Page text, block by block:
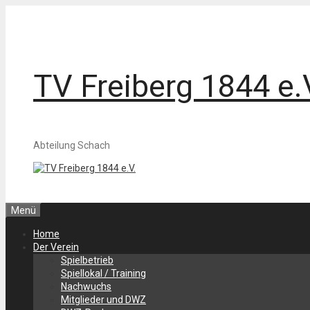
TV Freiberg 1844
Abteilung Schach
Menü
Home
Der Verein
Spielbetrieb
Spiellokal / Training
Nachwuchs
Mitglieder und DWZ